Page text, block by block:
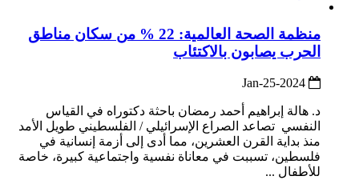
منظمة الصحة العالمية: 22 % من سكان مناطق
الحرب يصابون بالاكتئاب
د. هالة إبراهيم أحمد رمضان باحثة دكتوراه في القياس
النفسي تصاعد الصراع الإسرائيلي / الفلسطيني طويل الأمد
منذ بداية القرن العشرين، مما أدى إلى أزمة إنسانية في
فلسطين، تسببت في معاناة نفسية واجتماعية كبيرة، خاصة
للأطفال ...